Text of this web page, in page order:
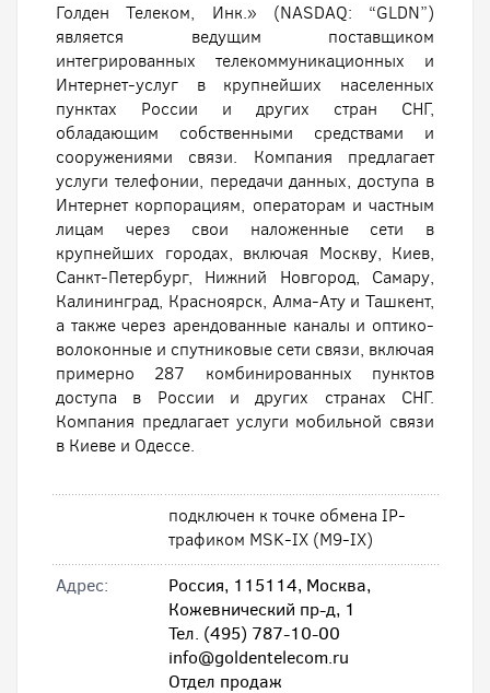
Голден Телеком, Инк.» (NASDAQ: “GLDN”)
является ведущим поставщиком
интегрированных телекоммуникационных и
Интернет-услуг в крупнейших населенных
пунктах России и других стран СНГ,
обладающим собственными средствами и
сооружениями связи. Компания предлагает
услуги телефонии, передачи данных, доступа в
Интернет корпорациям, операторам и частным
лицам через свои наложенные сети в
крупнейших городах, включая Москву, Киев,
Санкт-Петербург, Нижний Новгород, Самару,
Калининград, Красноярск, Алма-Ату и Ташкент,
а также через арендованные каналы и оптико-
волоконные и спутниковые сети связи, включая
примерно 287 комбинированных пунктов
доступа в России и других странах СНГ.
Компания предлагает услуги мобильной связи
в Киеве и Одессе.
подключен к точке обмена IP-
трафиком MSK-IX (M9-IX)
Адрес:
Россия, 115114, Москва,
Кожевнический пр-д, 1
Тел. (495) 787-10-00
info@goldentelecom.ru
Отдел продаж